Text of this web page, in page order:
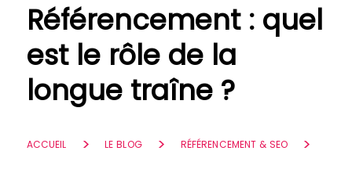
Référencement : quel
est le rôle de la
longue traîne ?
ACCUEIL LE BLOG RÉFÉRENCEMENT & SEO